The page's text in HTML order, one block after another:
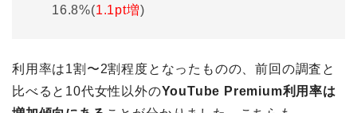
16.8%(1.1pt増)
利用率は1割〜2割程度となったものの、前回の調査と
比べると10代女性以外のYouTube Premium利用率は